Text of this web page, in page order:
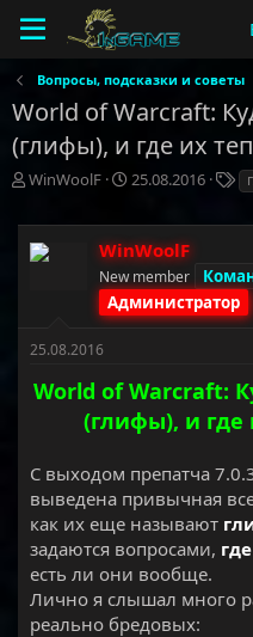
Вопросы, подсказки и советы
World of Warcraft:
(глифы), и где их
А
т
о
р
ы
WinWoolF
Д
т
а
н
а
ч
а
25.08.2016
Т
е
г
WinWoolF
New member
Администратор
25.08.2016
World of Warcraft:
(глифы), и где
С выходом препатча
выведена привычная
как их еще называют
задаются вопросами,
есть ли они вообще.
Лично я слышал много
реально бредовых: